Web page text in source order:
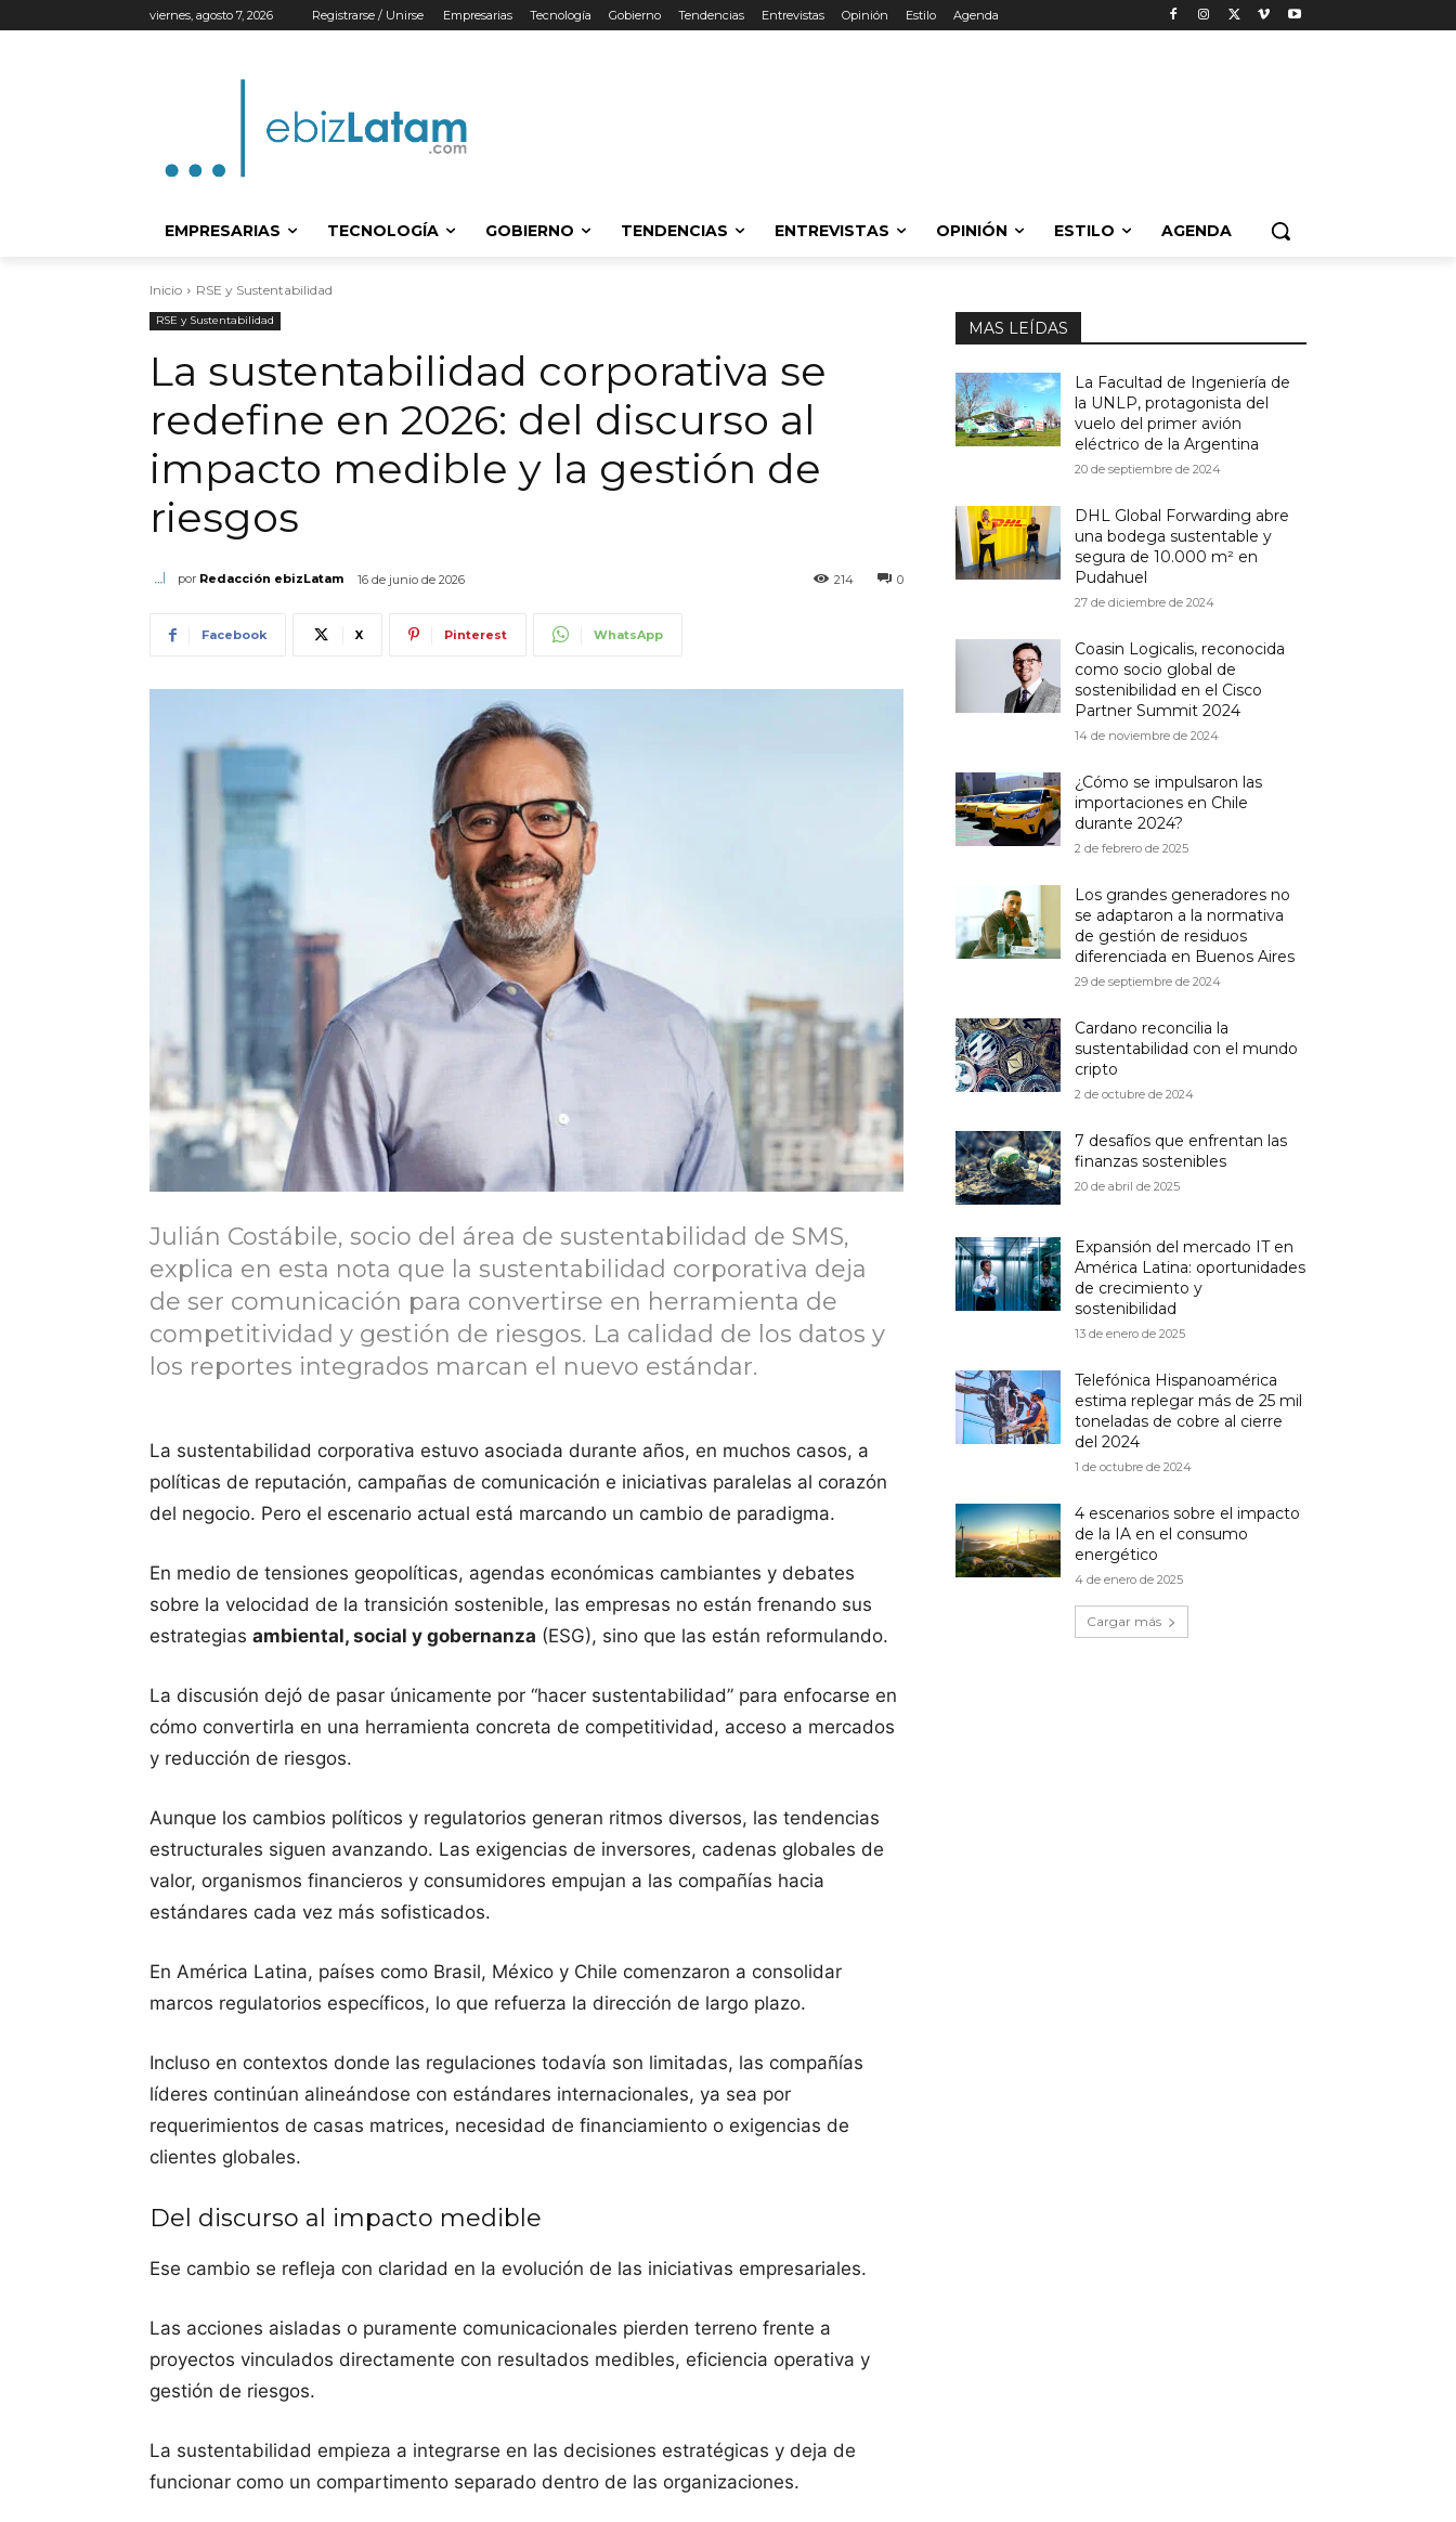
viernes, agosto 7, 2026 Registrarse / Unirse Empresarias Tecnología Gobierno Tendencias Entrevistas Opinión Estilo Agenda
EMPRESARIAS TECNOLOGÍA GOBIERNO TENDENCIAS ENTREVISTAS OPINIÓN ESTILO AGENDA
Inicio RSE y Sustentabilidad
RSE y Sustentabilidad
La sustentabilidad corporativa se
redefine en 2026: del discurso al
impacto medible y la gestión de
riesgos
por Redacción ebizLatam 16 de junio de 2026 0
214
Facebook X Pinterest WhatsApp
Julián Costábile, socio del área de sustentabilidad de SMS,
explica en esta nota que la sustentabilidad corporativa deja
de ser comunicación para convertirse en herramienta de
competitividad y gestión de riesgos. La calidad de los datos y
los reportes integrados marcan el nuevo estándar.
La sustentabilidad corporativa estuvo asociada durante años, en muchos casos, a
políticas de reputación, campañas de comunicación e iniciativas paralelas al corazón
del negocio. Pero el escenario actual está marcando un cambio de paradigma.
En medio de tensiones geopolíticas, agendas económicas cambiantes y debates
sobre la velocidad de la transición sostenible, las empresas no están frenando sus
estrategias ambiental, social y gobernanza (ESG), sino que las están reformulando.
La discusión dejó de pasar únicamente por “hacer sustentabilidad” para enfocarse en
cómo convertirla en una herramienta concreta de competitividad, acceso a mercados
y reducción de riesgos.
Aunque los cambios políticos y regulatorios generan ritmos diversos, las tendencias
estructurales siguen avanzando. Las exigencias de inversores, cadenas globales de
valor, organismos financieros y consumidores empujan a las compañías hacia
estándares cada vez más sofisticados.
En América Latina, países como Brasil, México y Chile comenzaron a consolidar
marcos regulatorios específicos, lo que refuerza la dirección de largo plazo.
Incluso en contextos donde las regulaciones todavía son limitadas, las compañías
líderes continúan alineándose con estándares internacionales, ya sea por
requerimientos de casas matrices, necesidad de financiamiento o exigencias de
clientes globales.
Del discurso al impacto medible
Ese cambio se refleja con claridad en la evolución de las iniciativas empresariales.
Las acciones aisladas o puramente comunicacionales pierden terreno frente a
proyectos vinculados directamente con resultados medibles, eficiencia operativa y
gestión de riesgos.
La sustentabilidad empieza a integrarse en las decisiones estratégicas y deja de
funcionar como un compartimento separado dentro de las organizaciones.
MAS LEÍDAS
La Facultad de Ingeniería de
la UNLP, protagonista del
vuelo del primer avión
eléctrico de la Argentina
20 de septiembre de 2024
DHL Global Forwarding abre
una bodega sustentable y
segura de 10.000 m² en
Pudahuel
27 de diciembre de 2024
Coasin Logicalis, reconocida
como socio global de
sostenibilidad en el Cisco
Partner Summit 2024
14 de noviembre de 2024
¿Cómo se impulsaron las
importaciones en Chile
durante 2024?
2 de febrero de 2025
Los grandes generadores no
se adaptaron a la normativa
de gestión de residuos
diferenciada en Buenos Aires
29 de septiembre de 2024
Cardano reconcilia la
sustentabilidad con el mundo
cripto
2 de octubre de 2024
7 desafíos que enfrentan las
finanzas sostenibles
20 de abril de 2025
Expansión del mercado IT en
América Latina: oportunidades
de crecimiento y
sostenibilidad
13 de enero de 2025
Telefónica Hispanoamérica
estima replegar más de 25 mil
toneladas de cobre al cierre
del 2024
1 de octubre de 2024
4 escenarios sobre el impacto
de la IA en el consumo
energético
4 de enero de 2025
Cargar más